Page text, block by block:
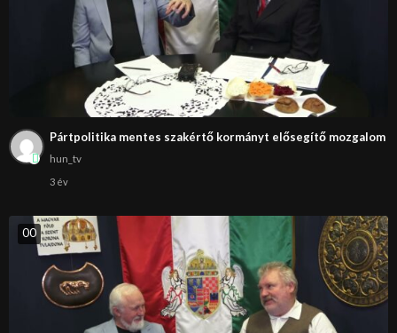
Pártpolitika mentes szakértő kormányt elősegítő mozgalom
hun_tv
3 év
00